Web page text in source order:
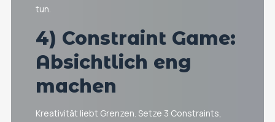
tun.
4) Constraint Game:
Absichtlich eng
machen
Kreativität liebt Grenzen. Setze 3 Constraints,